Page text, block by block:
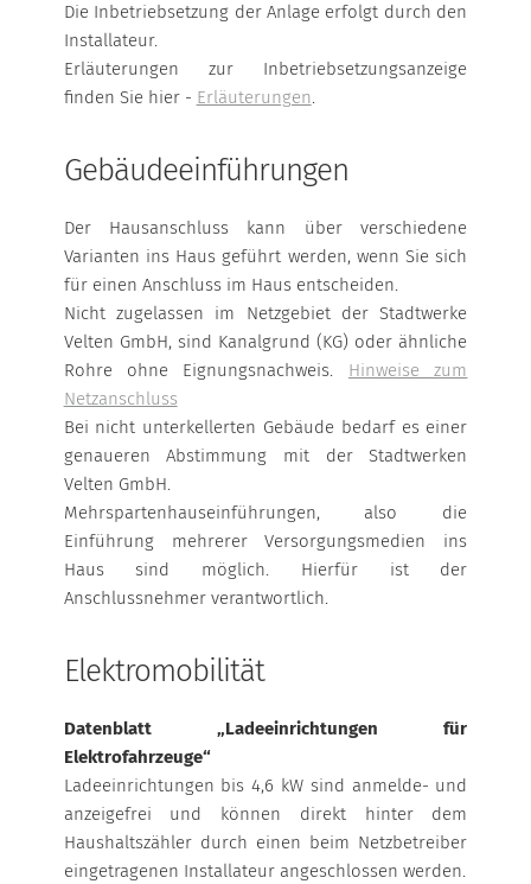
Die Inbetriebsetzung der Anlage erfolgt durch den
Installateur.
Erläuterungen zur Inbetriebsetzungsanzeige
finden Sie hier - Erläuterungen.
Gebäudeeinführungen
Der Hausanschluss kann über verschiedene
Varianten ins Haus geführt werden, wenn Sie sich
für einen Anschluss im Haus entscheiden.
Nicht zugelassen im Netzgebiet der Stadtwerke
Velten GmbH, sind Kanalgrund (KG) oder ähnliche
Rohre ohne Eignungsnachweis. Hinweise zum
Netzanschluss
Bei nicht unterkellerten Gebäude bedarf es einer
genaueren Abstimmung mit der Stadtwerken
Velten GmbH.
Mehrspartenhauseinführungen, also die
Einführung mehrerer Versorgungsmedien ins
Haus sind möglich. Hierfür ist der
Anschlussnehmer verantwortlich.
Elektromobilität
Datenblatt „Ladeeinrichtungen für
Elektrofahrzeuge“
Ladeeinrichtungen bis 4,6 kW sind anmelde- und
anzeigefrei und können direkt hinter dem
Haushaltszähler durch einen beim Netzbetreiber
eingetragenen Installateur angeschlossen werden.